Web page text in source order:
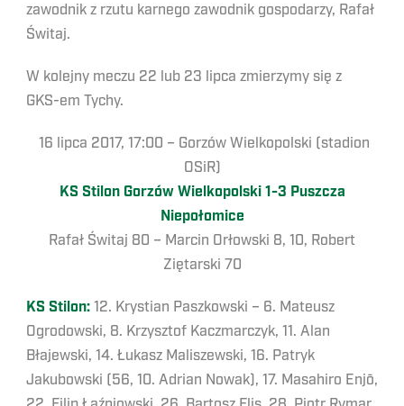
zawodnik z rzutu karnego zawodnik gospodarzy, Rafał
Świtaj.
W kolejny meczu 22 lub 23 lipca zmierzymy się z
GKS-em Tychy.
16 lipca 2017, 17:00 – Gorzów Wielkopolski (stadion
OSiR)
KS Stilon Gorzów Wielkopolski 1-3 Puszcza
Niepołomice
Rafał Świtaj 80 – Marcin Orłowski 8, 10, Robert
Ziętarski 70
KS Stilon: 12. Krystian Paszkowski – 6. Mateusz
Ogrodowski, 8. Krzysztof Kaczmarczyk, 11. Alan
Błajewski, 14. Łukasz Maliszewski, 16. Patryk
Jakubowski (56, 10. Adrian Nowak), 17. Masahiro Enjō,